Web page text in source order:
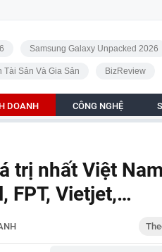
Samsung Galaxy Unpacked 2026
Tài Sản Và Gia Sản BizReview
DOANH CÔNG NGHỆ
trị nhất Việt
FPT, Vietjet,…